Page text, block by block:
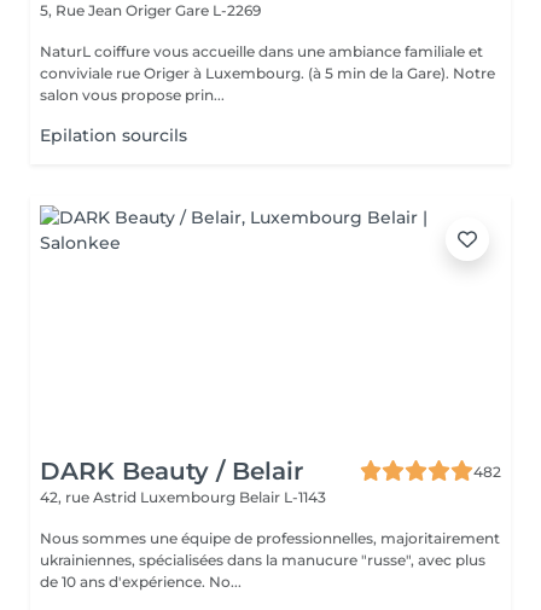
5, Rue Jean Origer Gare L-2269
NaturL coiffure vous accueille dans une ambiance familiale et
conviviale rue Origer à Luxembourg. (à 5 min de la Gare). Notre
salon vous propose prin...
Epilation sourcils
DARK Beauty / Belair
482
42, rue Astrid Luxembourg Belair L-1143
Nous sommes une équipe de professionnelles, majoritairement
ukrainiennes, spécialisées dans la manucure "russe", avec plus
de 10 ans d'expérience. No...